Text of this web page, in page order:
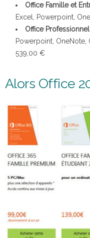
Office Famille et
Excel, Powerpoint,
Office
Powerpoint,
539,00 €
Alors Office